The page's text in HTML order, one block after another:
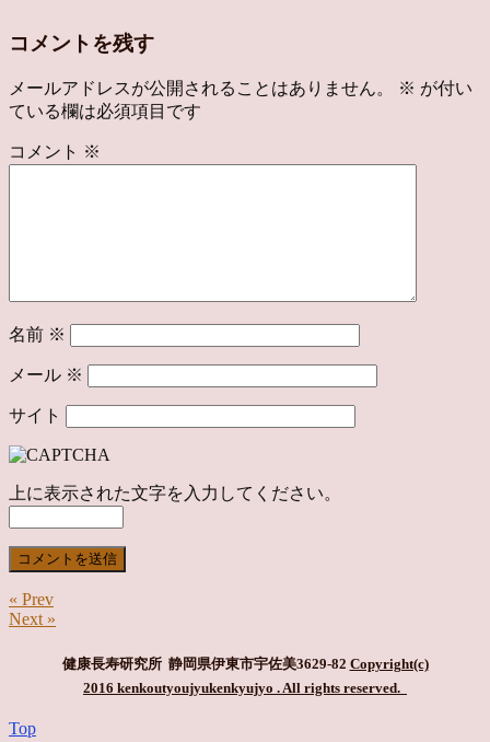
コメントを残す
メールアドレスが公開されることはありません。 ※ が付い
ている欄は必須項目です
コメント ※
名前 ※
メール ※
サイト
上に表示された文字を入力してください。
« Prev
Next »
健康長寿研究所 静岡県伊東市宇佐美3629-82 Copyright(c)
2016 kenkoutyoujyukenkyujyo . All rights reserved.
Top